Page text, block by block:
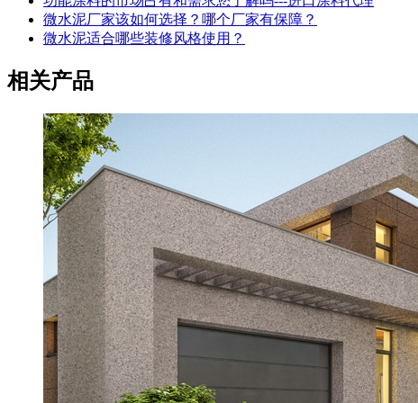
微水泥厂家该如何选择？哪个厂家有保障？
微水泥适合哪些装修风格使用？
相关产品